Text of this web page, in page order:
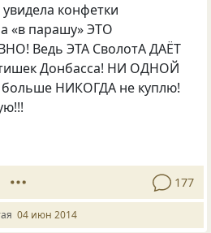
конфетки
«в парашу» ЭТО
Ведь ЭТА СволотА ДАЁТ
Донбасса! НИ ОДНОЙ
НИКОГДА не куплю!
177
04 июн 2014